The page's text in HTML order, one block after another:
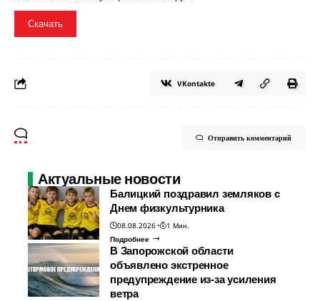
Скачать
VKontakte
Отправить комментарий
Актуальные новости
Балицкий поздравил земляков с
Днем физкультурника
08.08.2026
1 Мин.
Подробнее
В Запорожской области
объявлено экстренное
предупреждение из-за усиления
ветра